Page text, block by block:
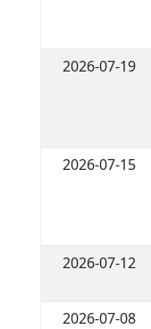
2026-07-19
2026-07-15
2026-07-12
2026-07-08